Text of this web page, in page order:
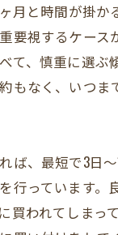
月と時間が掛
要視するケー
、慎重に選ぶ
もなく、いつ
、最短で3日
行っています
われてしまっ